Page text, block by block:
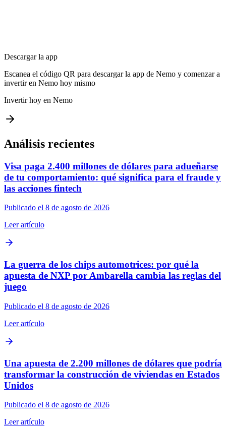
Descargar la app
Escanea el código QR para descargar la app de Nemo y comenzar a
invertir en Nemo hoy mismo
Invertir hoy en Nemo
Análisis recientes
Visa paga 2.400 millones de dólares para adueñarse
de tu comportamiento: qué significa para el fraude y
las acciones fintech
Publicado el 8 de agosto de 2026
Leer artículo
La guerra de los chips automotrices: por qué la
apuesta de NXP por Ambarella cambia las reglas del
juego
Publicado el 8 de agosto de 2026
Leer artículo
Una apuesta de 2.200 millones de dólares que podría
transformar la construcción de viviendas en Estados
Unidos
Publicado el 8 de agosto de 2026
Leer artículo